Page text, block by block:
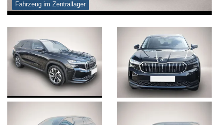
Fahrzeug im Zentrallager